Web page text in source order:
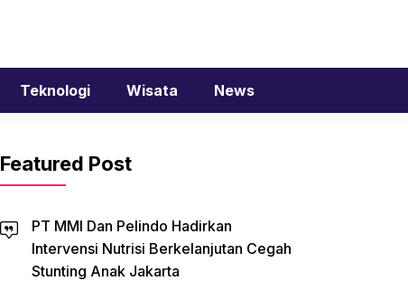
Teknologi Wisata News
Featured Post
PT MMI Dan Pelindo Hadirkan
Intervensi Nutrisi Berkelanjutan Cegah
Stunting Anak Jakarta